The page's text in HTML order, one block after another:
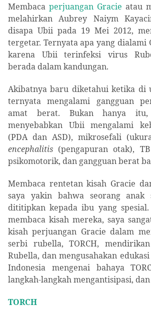
Membaca perjuangan Gracie atau
melahirkanAubrey Naiym
disapa Ubii pada 19 Mei 2012,
tergetar. Ternyata apa yang dialami
karena Ubiiterinfeksi virus
berada dalam kandungan.
Akibatnya baru diketahui ketika di
ternyata mengalami gangguan
amat berat. Bukan hanya
menyebabkan Ubiimengalami
(PDA dan ASD), mikrosefali
encephalitis (pengapuran otak),
psikomotorik, dan gangguan berat
Membaca rentetan kisah Gracie
saya yakin bahwa seorang anak
dititipkan kepada ibu yang
membaca kisah mereka, saya
kisah perjuangan Gracie dalam
serbi rubella, TORCH,
Rubella, dan mengusahakan
Indonesia mengenai bahaya
langkah-langkah mengantisipasi,
TORCH